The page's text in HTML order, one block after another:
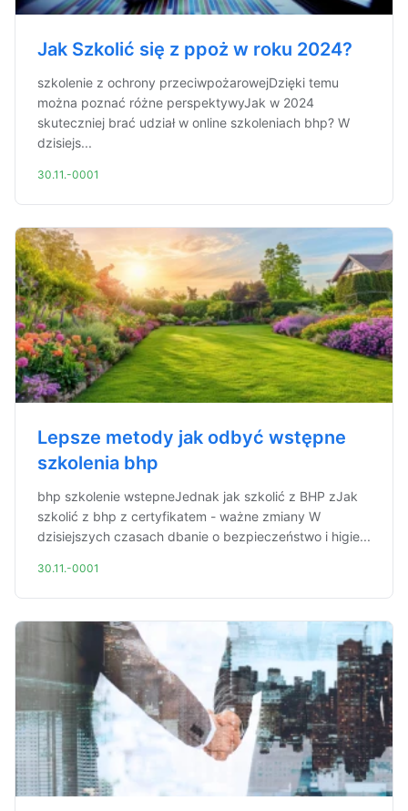
Jak Szkolić się z ppoż w roku 2024?
szkolenie z ochrony przeciwpożarowejDzięki temu
można poznać różne perspektywyJak w 2024
skuteczniej brać udział w online szkoleniach bhp? W
dzisiejs...
30.11.-0001
Lepsze metody jak odbyć wstępne
szkolenia bhp
bhp szkolenie wstepneJednak jak szkolić z BHP zJak
szkolić z bhp z certyfikatem - ważne zmiany W
dzisiejszych czasach dbanie o bezpieczeństwo i higie...
30.11.-0001